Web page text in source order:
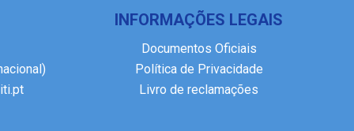
INFORMAÇÕES LEGAIS
Documentos Oficiais
Política de Privacidade
Livro de reclamações